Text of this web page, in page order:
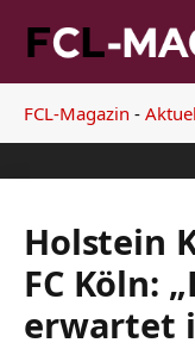
FCL-Magazin -
Holstein
FC Köln:
erwartet